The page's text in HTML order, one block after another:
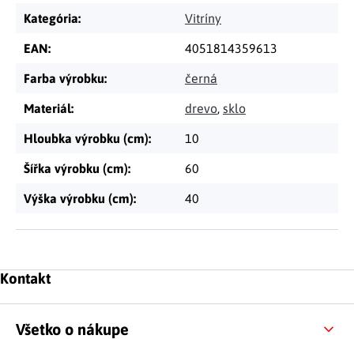
Kategória: Vitríny
EAN: 4051814359613
Farba výrobku: černá
Materiál: drevo, sklo
Hloubka výrobku (cm): 10
Šířka výrobku (cm): 60
Výška výrobku (cm): 40
Zápätie
Kontakt
Všetko o nákupe